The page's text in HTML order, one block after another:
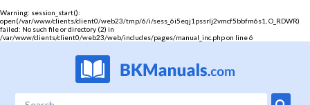
Warning: session_start():
open(/var/www/clients/client0/web23/tmp/6/i/sess_6i5eqj1pssrlj2vmcf5bbfm6s1, O_RDWR)
failed: No such file or directory (2) in
/var/www/clients/client0/web23/web/includes/pages/manual_inc.phpon line6